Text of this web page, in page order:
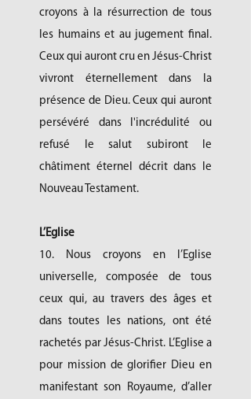
croyons à la résurrection de tous
les humains et au jugement final.
Ceux qui auront cru en Jésus-Christ
vivront éternellement dans la
présence de Dieu. Ceux qui auront
persévéré dans l'incrédulité ou
refusé le salut subiront le
châtiment éternel décrit dans le
Nouveau Testament.
L’Eglise
10. Nous croyons en l’Eglise
universelle, composée de tous
ceux qui, au travers des âges et
dans toutes les nations, ont été
rachetés par Jésus-Christ. L’Eglise a
pour mission de glorifier Dieu en
manifestant son Royaume, d’aller